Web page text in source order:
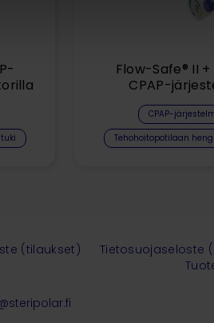
Flow-Safe® II +
CPAP-
CPAP-
Tehohoitopotilaan
(tilaukset)
Tietosuojaseloste